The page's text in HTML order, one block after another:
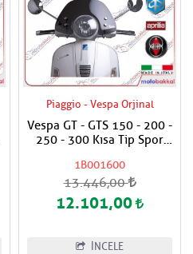
Piaggio - Vespa Orjinal
Vespa GT - GTS 150 - 200 -
250 - 300 Kısa Tip Spor
1B001600
13.446,00
12.101,00
İNCELE